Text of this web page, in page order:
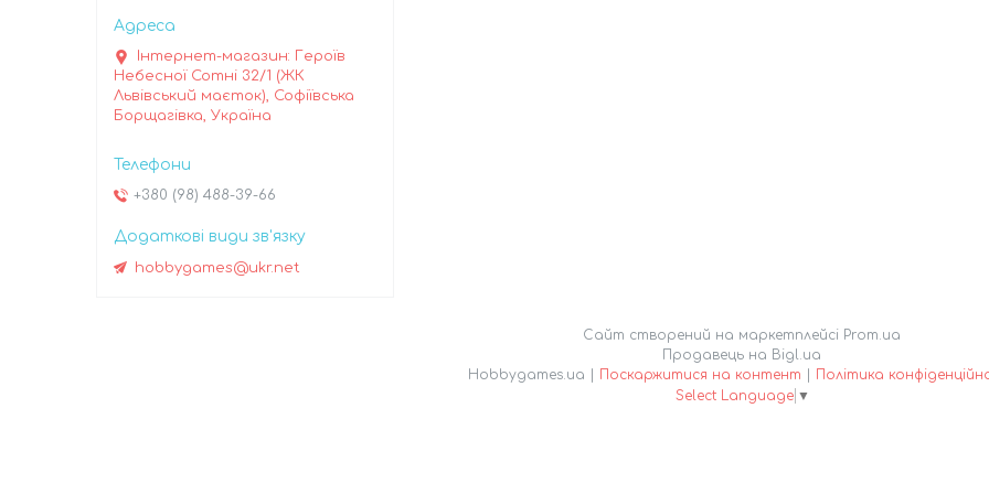
Інтернет-магазин: Героїв
Небесної Сотні 32/1 (ЖК
Львівський маєток), Софіївська
Борщагівка, Україна
+380 (98) 488-39-66
hobbygames@ukr.net
Сайт створений на маркетплейсі Prom.ua
Продавець на Bigl.ua
Поскаржитися на контент
Політика
Select Language ▼